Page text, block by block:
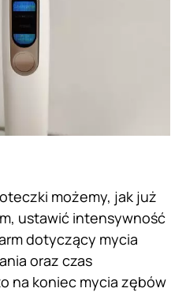
możemy, jak już
ustawić intensywność
dotyczący mycia
oraz czas
na koniec mycia zębów